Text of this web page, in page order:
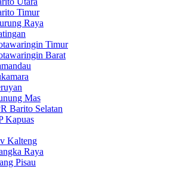
Timur
Raya
Timur
Barat
Mas
Barito Selatan
Kapuas
Kalteng
Raya
Pisau